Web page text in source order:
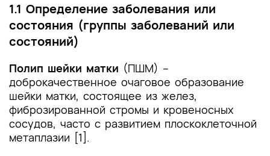
противопоказания к применению методов
медицинской реабилитации, в том числе
основанных на использовании природных
лечебных факторов
5. Профилактика и диспансерное наблюдение,
медицинские показания и противопоказания к
применению методов профилактики
6. Организация оказания медицинской помощи
1.1 Определение заболевания или
состояния (группы заболеваний или
состояний)
Полип шейки матки (ПШМ) –
доброкачественное очаговое образование
шейки матки, состоящее из желез,
фиброзированной стромы и кровеносных
сосудов, часто с развитием плоскоклеточной
метаплазии [1].